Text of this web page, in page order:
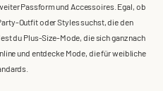
Passform und Accessoires. Egal, ob
Outfit oder Styles suchst, die den
du Plus-Size-Mode, die sich ganz nach
und entdecke Mode, die für weibliche